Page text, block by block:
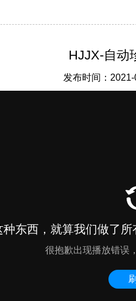
HJJX-自动
发布时间：